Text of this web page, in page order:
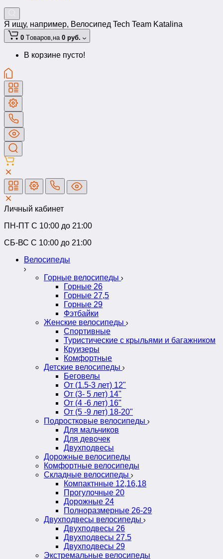
Я ищу, например, Велосипед Tech Team Katalina
0 Tоваров,на 0 руб.
В корзине пусто!
Личный кабинет
ПН-ПТ C 10:00 до 21:00
СБ-ВС С 10:00 до 21:00
Велосипеды
Горные велосипеды
Горные 26
Горные 27,5
Горные 29
Фэтбайки
Женские велосипеды
Спортивные
Туристические с крыльями и багажником
Круизеры
Комфортные
Детские велосипеды
Беговелы
От (1.5-3 лет) 12"
От (3- 5 лет) 14"
От (4 -6 лет) 16"
От (5 -9 лет) 18-20"
Подростковые велосипеды
Для мальчиков
Для девочек
Двухподвесы
Дорожные велосипеды
Комфортные велосипеды
Складные велосипеды
Компактнные 12,16,18
Прогулочные 20
Дорожные 24
Полноразмерные 26-29
Двухподвесы велосипеды
Двухподвесы 26
Двухподвесы 27.5
Двухподвесы 29
Экстремальные велосипеды